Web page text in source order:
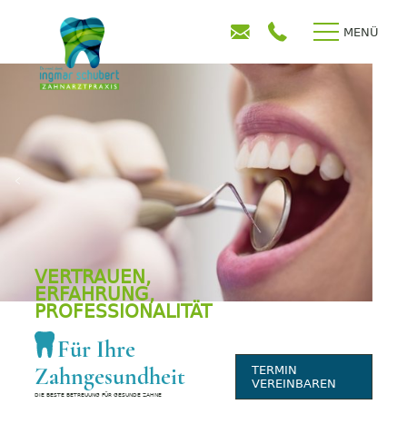
MENÜ
VERTRAUEN,
ERFAHRUNG,
PROFESSIONALITÄT
Für Ihre
Zahngesundheit
DIE BESTE BETREUUNG FÜR GESUNDE ZAHNE
TERMIN
VEREINBAREN